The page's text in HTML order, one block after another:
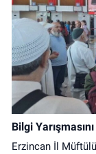
Bilgi
Erzincan İl